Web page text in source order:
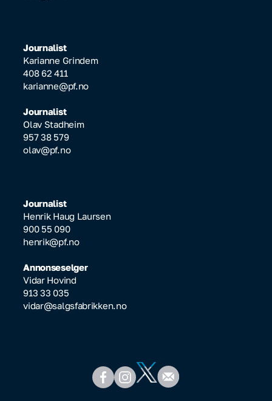
Journalist
Karianne Grindem
408 62 411
karianne@pf.no
Journalist
Olav Stadheim
957 38 579
olav@pf.no
Journalist
Henrik Haug Laursen
900 55 090
henrik@pf.no
Annonseselger
Vidar Hovind
913 33 035
vidar@salgsfabrikken.no